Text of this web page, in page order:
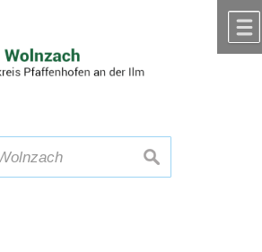
suchen